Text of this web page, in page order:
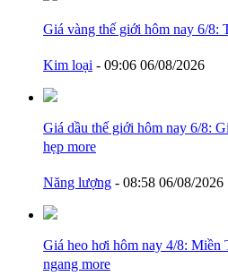
Giá vàng thế giới hôm nay 6/8:
Kim loại - 09:06 06/08/2026
Giá dầu thế giới hôm nay 6/8:
hẹp more
Năng lượng - 08:58 06/08/2026
Giá heo hơi hôm nay 4/8: Miền
ngang more